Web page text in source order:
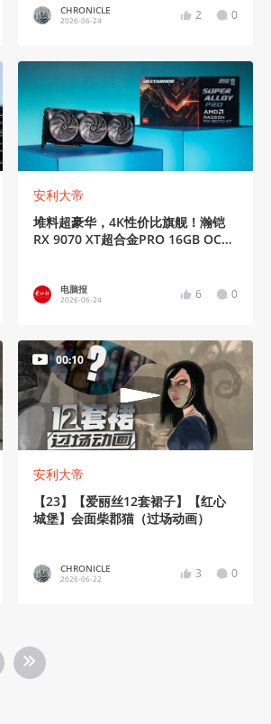
CHRONICLE
2026-06-24 2 0
安利大帝
堆料超豪华，4K性价比旗舰！瀚铠
RX 9070 XT超合金PRO 16GB OC测
电脑报
2026-06-24 6 0
00:10
安利大帝
【23】【爱丽丝12套裙子】【红心
城堡】会面柴郡猫（过场动画）
CHRONICLE
2026-06-22 3 0